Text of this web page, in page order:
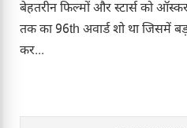
बेहतरीन फिल्मों और स्टार्स को
तक का 96th अवार्ड शो था जिसमें
कर...